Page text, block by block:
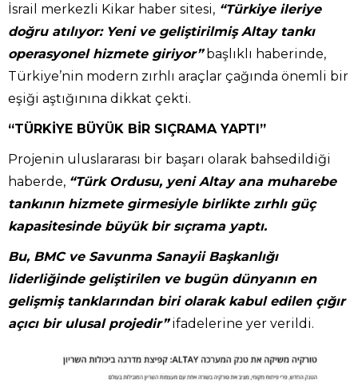
İsrail merkezli Kikar haber sitesi, “Türkiye ileriye
doğru atılıyor: Yeni ve geliştirilmiş Altay tankı
operasyonel hizmete giriyor”başlıklı haberinde,
Türkiye’nin modern zırhlı araçlar çağında önemli bir
eşiği aştığınına dikkat çekti.
“TÜRKİYE BÜYÜK BİR SIÇRAMA YAPTI”
Projenin uluslararası bir başarı olarak bahsedildiği
haberde, “Türk Ordusu, yeni Altay ana muharebe
tankının hizmete girmesiyle birlikte zırhlı güç
kapasitesinde büyük bir sıçrama yaptı.
Bu, BMC ve Savunma Sanayii Başkanlığı
liderliğinde geliştirilen ve bugün dünyanın en
gelişmiş tanklarından biri olarak kabul edilen çığır
açıcı bir ulusal projedir”ifadelerine yer verildi.